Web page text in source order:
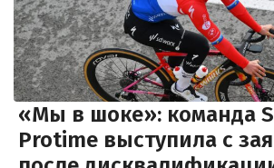
«Мы в шоке»: команда
Protime выступила с